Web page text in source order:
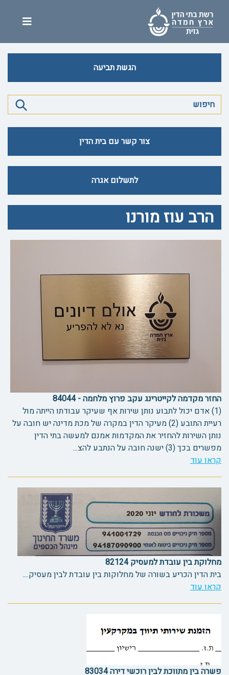
הגשת תביעה
צור קשר עם בית הדין
לתשלום אגרה
הרב עוז מורנו
החזר מקדמה לקייטרינג עקב פרוץ מלחמה - 84044
(1) אדם יכול לתבוע נותן שירות אף שעיקר עבודתו הייתה מול
רעיית התובע (2) מעיקר הדין במקרה של מכת מדינה יש חובה על
נותן השירות להחזיר את המקדמות אמנם למעשה בתי הדין
מפשרים בכך (3) ישנה חובה על הנתבע להצ...
קראו עוד
מחלוקת בין עובדת למעסיק 82124
בית הדין הכריע בשורה של מחלוקות בין עובדת לבין מעסיק....
קראו עוד
פשרה בין מתווכת לבין רוכשי דירה 83034